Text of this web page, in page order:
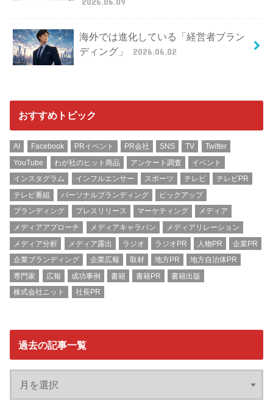
海外では進化している「経営者ブラン
ディング」
2026.06.02
おすすめトピック
AI Facebook PRイベント PR会社 SNS TV
Twitter
YouTube
わが社のヒット商品 アンケート調査
イベント
インスタグラム
インフルエンサー スポーツ テレビ
テレビPR
テレビ番組
パーソナルブランディング
ピックアップ
ブランディング
プレスリリース マーケティング
メディア
メディアアプローチ
メディアキャラバン
メディアリレーション
メディア分析
メディア露出 ラジオ ラジオPR 人物PR
企業PR
企業ブランディング
企業広報 取材 地方PR
地方自治体PR
専門家
広報 成功事例 書籍 書籍PR
書籍出版
株式会社ニット
社長PR
過去の記事一覧